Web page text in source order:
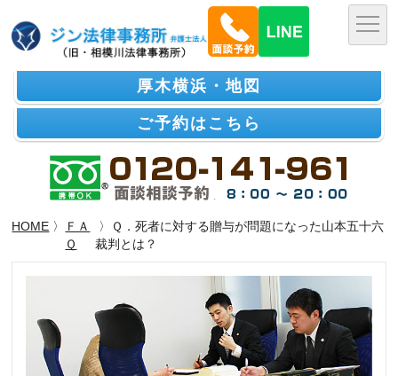
厚木横浜・地図
ご予約はこちら
HOME 〉
ＦＡ
Ｑ
〉Ｑ．死者に対する贈与が問題になった山本五十六
裁判とは？